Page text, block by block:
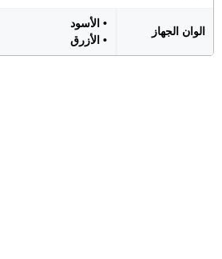
الوان الجهاز
• الأسود
• الأزرق